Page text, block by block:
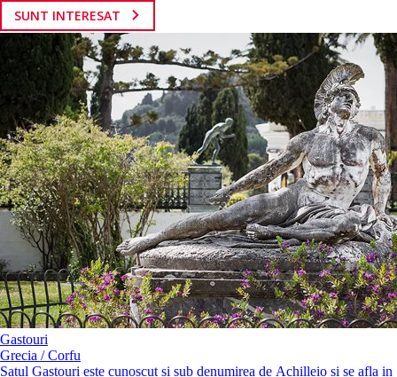
SUNT INTERESAT
Gastouri
Grecia / Corfu
Satul Gastouri este cunoscut si sub denumirea de Aсhillеiο si se afla in